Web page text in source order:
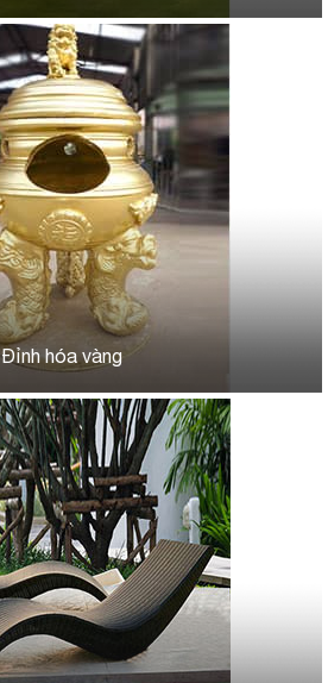
Đỉnh hóa vàng